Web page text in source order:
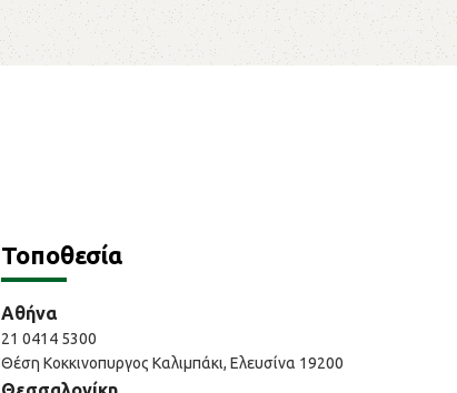
Τοποθεσία
Αθήνα
21 0414 5300
Θέση Κοκκινοπυργος Καλιμπάκι, Ελευσίνα 19200